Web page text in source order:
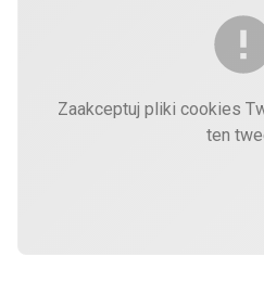
Zaakceptuj pliki cookies
ten